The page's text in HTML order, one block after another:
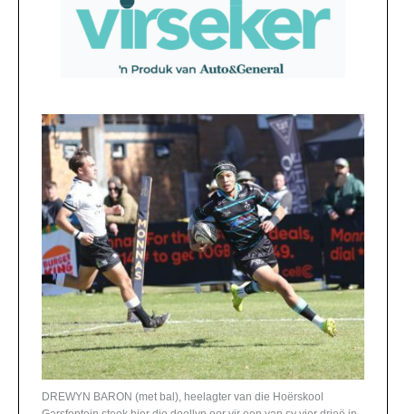
DREWYN BARON (met bal), heelagter van die Hoërskool